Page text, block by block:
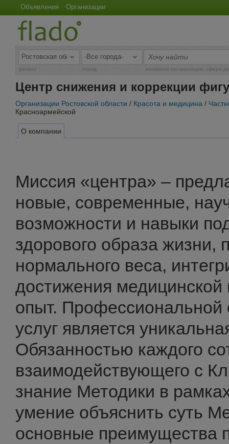
Объявления Организации
регион город название организации, сфера
Центр снижения и коррекции
Организации Ростовской области / Красота и медицина /
Красноармейской
О компании
Миссия «центра» –
новые, современные,
возможности и навыки
здорового образа жизни,
нормального веса,
достижения медицинской
опыт. Профессиональной
услуг является
Обязанностью каждого
взаимодействующего с
знание Методики в
умение объяснить суть
основные преимущества